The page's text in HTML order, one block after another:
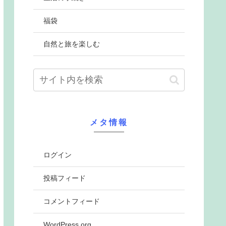
福袋
自然と旅を楽しむ
メタ情報
ログイン
投稿フィード
コメントフィード